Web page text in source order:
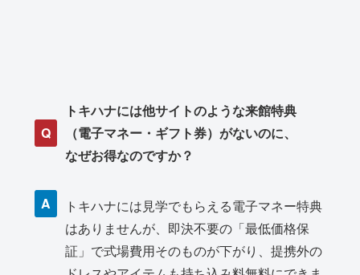
Q
トキハナには他サイトのような来館特典
（電子マネー・ギフト券）がないのに、
なぜお得なのですか？
A
トキハナには見学でもらえる電子マネー特典
はありませんが、即決不要の「最低価格保
証」で式場費用そのものが下がり、提携外の